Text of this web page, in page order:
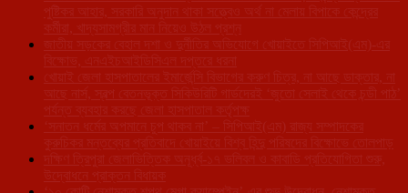
পুষ্টিকর আহার, সরকারি অনুদান থাকা সত্ত্বেও অর্থ না মেলায় বিপাকে কেন্দ্রের
কর্মীরা, খাদ্যসামগ্রীর মান নিয়েও উঠল প্রশ্ন
জাতীয় সড়কের বেহাল দশা ও দুর্নীতির অভিযোগে খোয়াইতে সিপিআই(এম)-এর
বিক্ষোভ, এনএইচআইডিসিএল দপ্তরে ধরনা
খোয়াই জেলা হাসপাতালের ইমার্জেন্সি বিভাগের করুণ চিত্র, না আছে ডাক্তার, না
আছে নার্স, স্বল্প বেতনভূক্ত সিকিউরিটি গার্ডদেরই ‘জুতো সেলাই থেকে চন্ডী পাঠ’
পর্যন্ত ব্যবহার করছে জেলা হাসপাতাল কর্তৃপক্ষ
‘সনাতন ধর্মের অপমানে চুপ থাকব না’ – সিপিআই(এম) রাজ্য সম্পাদকের
কুরুচিকর মন্তব্যের প্রতিবাদে খোয়াইয়ে বিশ্ব হিন্দু পরিষদের বিক্ষোভে তোলপাড়
দক্ষিণ ত্রিপুরা জেলাভিত্তিক অনূর্ধ্ব-১৭ ভলিবল ও কাবাডি প্রতিযোগিতা শুরু,
উদ্বোধনে প্রাক্তন বিধায়ক